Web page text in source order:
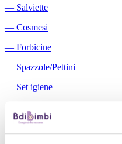
― Salviette
― Cosmesi
― Forbicine
― Spazzole/Pettini
― Set igiene
Aspiratori nasali manuali